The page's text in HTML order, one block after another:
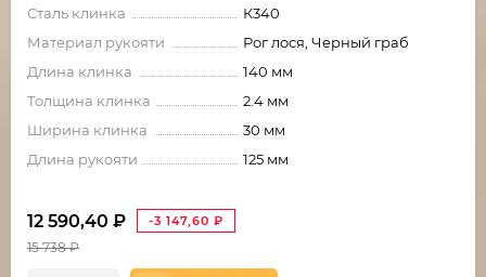
Сталь клинка
К340
Материал рукояти
Рог лося, Черный граб
Длина клинка
140 мм
Толщина клинка
2.4 мм
Ширина клинка
30 мм
Длина рукояти
125 мм
12 590,40 ₽ -3 147,60 ₽
15 738₽